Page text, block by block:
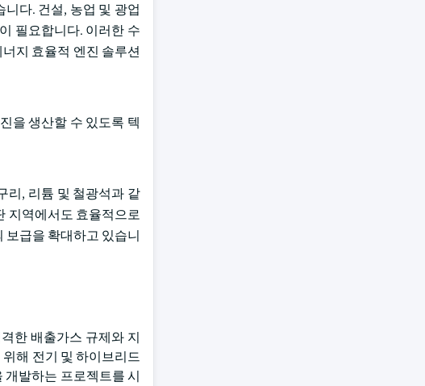
다. 건설, 농업 및 광업
필요합니다. 이러한 수
지 효율적 엔진 솔루션
을 생산할 수 있도록 텍
리, 리튬 및 철광석과 같
지역에서도 효율적으로
보급을 확대하고 있습니
한 배출가스 규제와 지
해 전기 및 하이브리드
개발하는 프로젝트를 시